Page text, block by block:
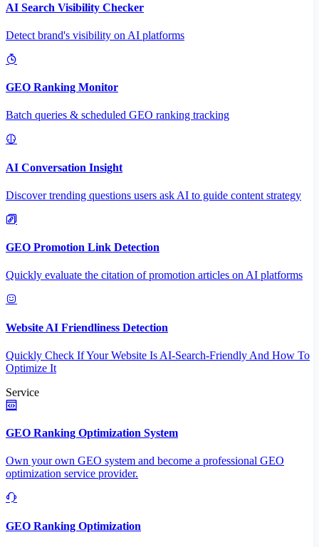
AI Search Visibility Checker
Detect brand's visibility on AI platforms
GEO Ranking Monitor
Batch queries & scheduled GEO ranking tracking
AI Conversation Insight
Discover trending questions users ask AI to guide content strategy
GEO Promotion Link Detection
Quickly evaluate the citation of promotion articles on AI platforms
Website AI Friendliness Detection
Quickly Check If Your Website Is AI-Search-Friendly And How To
Optimize It
Service
GEO Ranking Optimization System
Own your own GEO system and become a professional GEO
optimization service provider.
GEO Ranking Optimization